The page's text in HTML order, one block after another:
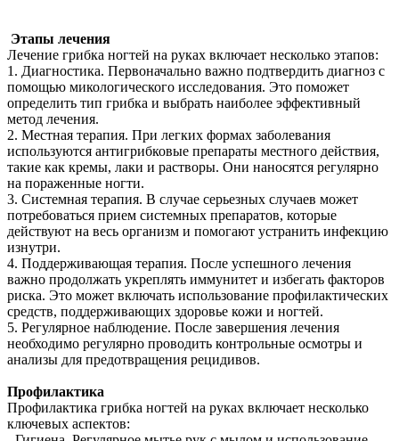
Этапы лечения
Лечение грибка ногтей на руках включает несколько этапов:
1. Диагностика. Первоначально важно подтвердить диагноз с
помощью микологического исследования. Это поможет
определить тип грибка и выбрать наиболее эффективный
метод лечения.
2. Местная терапия. При легких формах заболевания
используются антигрибковые препараты местного действия,
такие как кремы, лаки и растворы. Они наносятся регулярно
на пораженные ногти.
3. Системная терапия. В случае серьезных случаев может
потребоваться прием системных препаратов, которые
действуют на весь организм и помогают устранить инфекцию
изнутри.
4. Поддерживающая терапия. После успешного лечения
важно продолжать укреплять иммунитет и избегать факторов
риска. Это может включать использование профилактических
средств, поддерживающих здоровье кожи и ногтей.
5. Регулярное наблюдение. После завершения лечения
необходимо регулярно проводить контрольные осмотры и
анализы для предотвращения рецидивов.
Профилактика
Профилактика грибка ногтей на руках включает несколько
ключевых аспектов: